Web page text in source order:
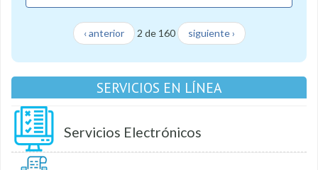
‹ anterior 2 de 160 siguiente ›
SERVICIOS EN LÍNEA
Servicios Electrónicos